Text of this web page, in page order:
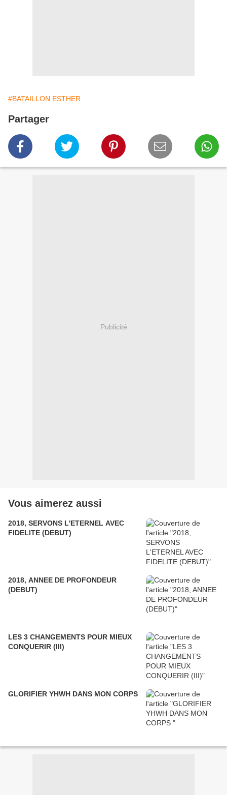
#BATAILLON ESTHER
Partager
Publicité
Vous aimerez aussi
2018, SERVONS L'ETERNEL AVEC
FIDELITE (DEBUT)
2018, ANNEE DE PROFONDEUR
(DEBUT)
LES 3 CHANGEMENTS POUR MIEUX
CONQUERIR (III)
GLORIFIER YHWH DANS MON CORPS